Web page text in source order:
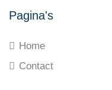
Pagina's
Home
Contact